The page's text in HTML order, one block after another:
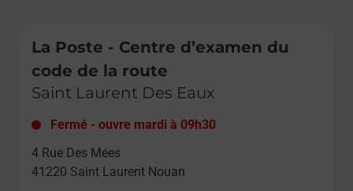
La Poste - Centre d’examen du
code de la route
Saint Laurent Des Eaux
Fermé - ouvre mardi à 09h30
4 Rue Des Mées
41220 Saint Laurent Nouan